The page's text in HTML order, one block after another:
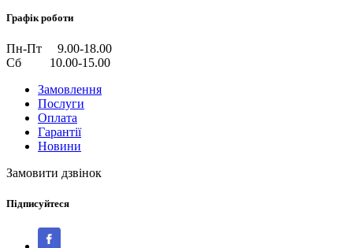
Графік роботи
Пн-Пт 9.00-18.00
Сб 10.00-15.00
Замовлення
Послуги
Оплата
Гарантії
Новини
Замовити дзвінок
Підписуйтеся